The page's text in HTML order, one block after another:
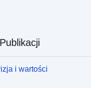
i wartości